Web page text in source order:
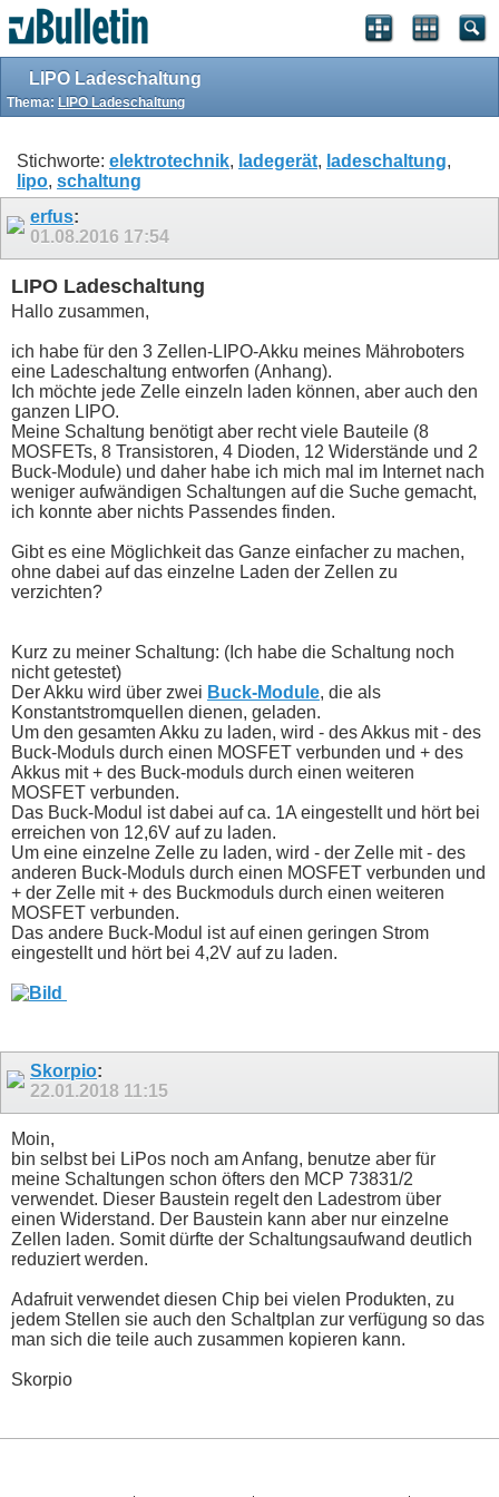
LIPO Ladeschaltung
Thema: LIPO Ladeschaltung
Stichworte: elektrotechnik, ladegerät, ladeschaltung,
lipo, schaltung
erfus:
01.08.2016 17:54
LIPO Ladeschaltung
Hallo zusammen,
ich habe für den 3 Zellen-LIPO-Akku meines Mähroboters
eine Ladeschaltung entworfen (Anhang).
Ich möchte jede Zelle einzeln laden können, aber auch den
ganzen LIPO.
Meine Schaltung benötigt aber recht viele Bauteile (8
MOSFETs, 8 Transistoren, 4 Dioden, 12 Widerstände und 2
Buck-Module) und daher habe ich mich mal im Internet nach
weniger aufwändigen Schaltungen auf die Suche gemacht,
ich konnte aber nichts Passendes finden.
Gibt es eine Möglichkeit das Ganze einfacher zu machen,
ohne dabei auf das einzelne Laden der Zellen zu
verzichten?
Kurz zu meiner Schaltung: (Ich habe die Schaltung noch
nicht getestet)
Der Akku wird über zwei Buck-Module, die als
Konstantstromquellen dienen, geladen.
Um den gesamten Akku zu laden, wird - des Akkus mit - des
Buck-Moduls durch einen MOSFET verbunden und + des
Akkus mit + des Buck-moduls durch einen weiteren
MOSFET verbunden.
Das Buck-Modul ist dabei auf ca. 1A eingestellt und hört bei
erreichen von 12,6V auf zu laden.
Um eine einzelne Zelle zu laden, wird - der Zelle mit - des
anderen Buck-Moduls durch einen MOSFET verbunden und
+ der Zelle mit + des Buckmoduls durch einen weiteren
MOSFET verbunden.
Das andere Buck-Modul ist auf einen geringen Strom
eingestellt und hört bei 4,2V auf zu laden.
Skorpio:
22.01.2018 11:15
Moin,
bin selbst bei LiPos noch am Anfang, benutze aber für
meine Schaltungen schon öfters den MCP 73831/2
verwendet. Dieser Baustein regelt den Ladestrom über
einen Widerstand. Der Baustein kann aber nur einzelne
Zellen laden. Somit dürfte der Schaltungsaufwand deutlich
reduziert werden.
Adafruit verwendet diesen Chip bei vielen Produkten, zu
jedem Stellen sie auch den Schaltplan zur verfügung so das
man sich die teile auch zusammen kopieren kann.
Skorpio